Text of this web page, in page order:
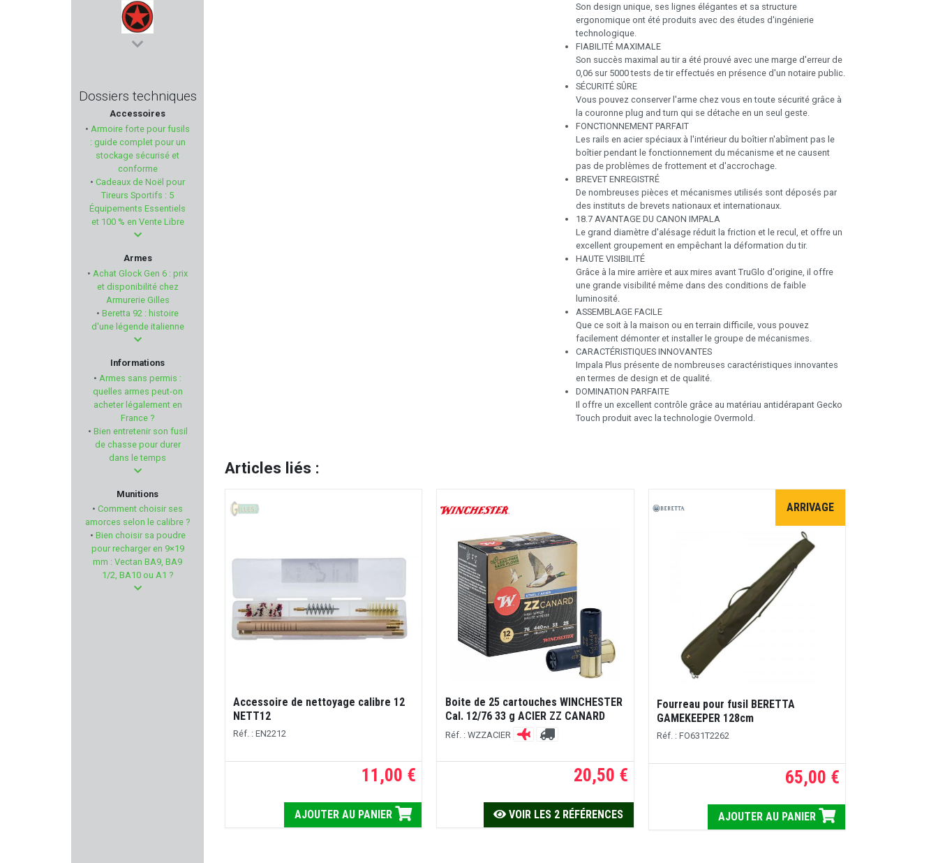
GGG
TOKAREV
KRUGER
DENIX
CHIRUCA
RELOAD SWISS
FIER
BP MAKER
BEEMAN
BUCK EXPERT
MERCUREY MANSART
VORTEX OPTICS
STRIKE INDUSTRIE
GAMO
Dossiers techniques
Accessoires
• Armoire forte pour fusils
: guide complet pour un
stockage sécurisé et
conforme
• Cadeaux de Noël pour
Tireurs Sportifs : 5
Équipements Essentiels
et 100 % en Vente Libre
Armes
• Achat Glock Gen 6 : prix
et disponibilité chez
Armurerie Gilles
• Beretta 92 : histoire
d'une légende italienne
Informations
• Armes sans permis :
quelles armes peut-on
acheter légalement en
France ?
• Bien entretenir son fusil
de chasse pour durer
dans le temps
Munitions
• Comment choisir ses
amorces selon le calibre ?
• Bien choisir sa poudre
pour recharger en 9×19
mm : Vectan BA9, BA9
1/2, BA10 ou A1 ?
Son design unique, ses lignes élégantes et sa structure
ergonomique ont été produits avec des études d'ingénierie
technologique.
FIABILITÉ MAXIMALE
Son succès maximal au tir a été prouvé avec une marge d'erreur de
0,06 sur 5000 tests de tir effectués en présence d'un notaire public.
SÉCURITÉ SÛRE
Vous pouvez conserver l'arme chez vous en toute sécurité grâce à
la couronne plug and turn qui se détache en un seul geste.
FONCTIONNEMENT PARFAIT
Les rails en acier spéciaux à l'intérieur du boîtier n'abîment pas le
boîtier pendant le fonctionnement du mécanisme et ne causent
pas de problèmes de frottement et d'accrochage.
BREVET ENREGISTRÉ
De nombreuses pièces et mécanismes utilisés sont déposés par
des instituts de brevets nationaux et internationaux.
18.7 AVANTAGE DU CANON IMPALA
Le grand diamètre d'alésage réduit la friction et le recul, et offre un
excellent groupement en empêchant la déformation du tir.
HAUTE VISIBILITÉ
Grâce à la mire arrière et aux mires avant TruGlo d'origine, il offre
une grande visibilité même dans des conditions de faible
luminosité.
ASSEMBLAGE FACILE
Que ce soit à la maison ou en terrain difficile, vous pouvez
facilement démonter et installer le groupe de mécanismes.
CARACTÉRISTIQUES INNOVANTES
Impala Plus présente de nombreuses caractéristiques innovantes
en termes de design et de qualité.
DOMINATION PARFAITE
Il offre un excellent contrôle grâce au matériau antidérapant Gecko
Touch produit avec la technologie Overmold.
Articles liés :
Accessoire de nettoyage calibre 12
NETT12
Réf. : EN2212
11,00 €
AJOUTER AU PANIER
Boite de 25 cartouches WINCHESTER
Cal. 12/76 33 g ACIER ZZ CANARD
Réf. : WZZACIER
20,50 €
VOIR LES 2 RÉFÉRENCES
ARRIVAGE
Fourreau pour fusil BERETTA
GAMEKEEPER 128cm
Réf. : FO631T2262
65,00 €
AJOUTER AU PANIER